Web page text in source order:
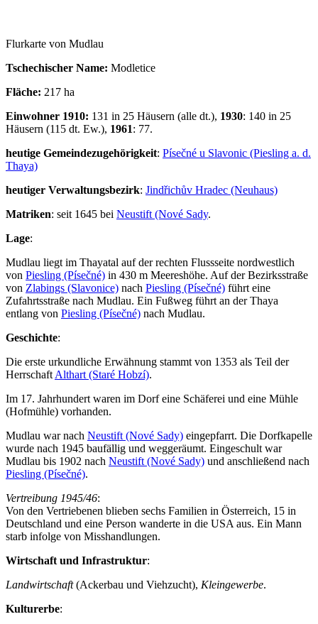
Flurkarte von Mudlau
Tschechischer Name: Modletice
Fläche: 217 ha
Einwohner 1910: 131 in 25 Häusern (alle dt.), 1930: 140 in 25
Häusern (115 dt. Ew.), 1961: 77.
heutige Gemeindezugehörigkeit: Písečné u Slavonic (Piesling a. d.
Thaya)
heutiger Verwaltungsbezirk: Jindřichův Hradec (Neuhaus)
Matriken: seit 1645 bei Neustift (Nové Sady.
Lage:
Mudlau liegt im Thayatal auf der rechten Flussseite nordwestlich
von Piesling (Písečné) in 430 m Meereshöhe. Auf der Bezirksstraße
von Zlabings (Slavonice) nach Piesling (Písečné) führt eine
Zufahrtsstraße nach Mudlau. Ein Fußweg führt an der Thaya
entlang von Piesling (Písečné) nach Mudlau.
Geschichte:
Die erste urkundliche Erwähnung stammt von 1353 als Teil der
Herrschaft Althart (Staré Hobzí).
Im 17. Jahrhundert waren im Dorf eine Schäferei und eine Mühle
(Hofmühle) vorhanden.
Mudlau war nach Neustift (Nové Sady) eingepfarrt. Die Dorfkapelle
wurde nach 1945 baufällig und weggeräumt. Eingeschult war
Mudlau bis 1902 nach Neustift (Nové Sady) und anschließend nach
Piesling (Písečné).
Vertreibung 1945/46:
Von den Vertriebenen blieben sechs Familien in Österreich, 15 in
Deutschland und eine Person wanderte in die USA aus. Ein Mann
starb infolge von Misshandlungen.
Wirtschaft und Infrastruktur:
Landwirtschaft(Ackerbau und Viehzucht), Kleingewerbe.
Kulturerbe: